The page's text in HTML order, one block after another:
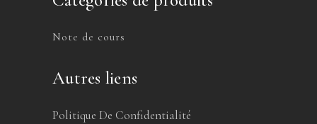
Note de cours
Autres liens
Politique De Confidentialité